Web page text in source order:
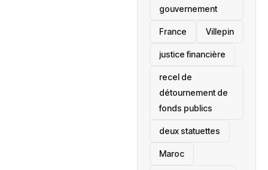
gouvernement
France Villepin
justice financière
recel de
détournement de
fonds publics
deux statuettes
Maroc